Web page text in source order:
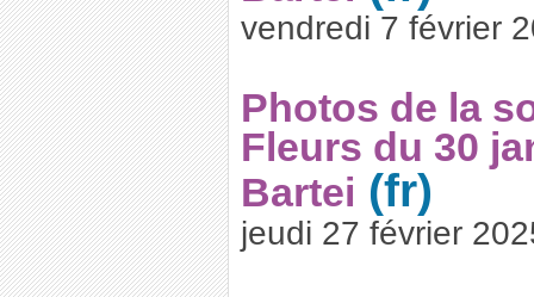
vendredi 7 février
Photos de la
Fleurs du 30
Bartei
jeudi 27 février